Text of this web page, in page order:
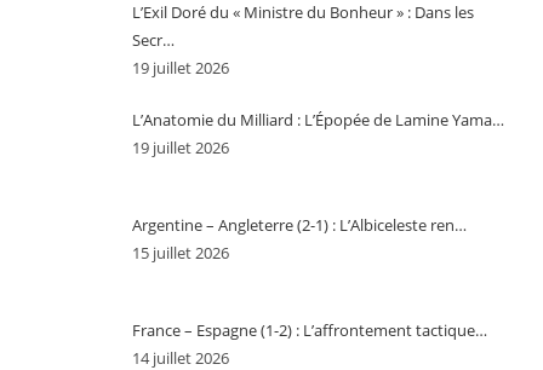
L’Exil Doré du « Ministre du Bonheur » : Dans les
Secr…
19 juillet 2026
L’Anatomie du Milliard : L’Épopée de Lamine Yama…
19 juillet 2026
Argentine – Angleterre (2-1) : L’Albiceleste ren…
15 juillet 2026
France – Espagne (1-2) : L’affrontement tactique…
14 juillet 2026